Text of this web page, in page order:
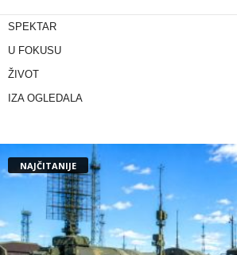
SPEKTAR
U FOKUSU
ŽIVOT
IZA OGLEDALA
NAJČITANIJE